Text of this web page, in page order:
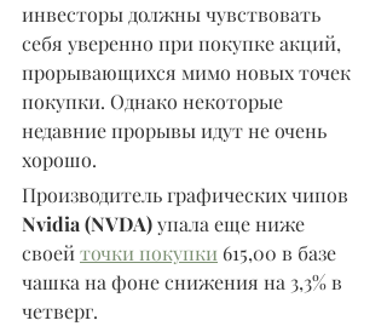
инвесторы должны чувствовать
себя уверенно при покупке акций,
прорывающихся мимо новых точек
покупки. Однако некоторые
недавние прорывы идут не очень
хорошо.
Производитель графических чипов
Nvidia (NVDA) упала еще ниже
своей точки покупки 615,00 в базе
чашка на фоне снижения на 3,3% в
четверг.